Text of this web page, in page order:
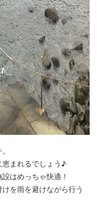
恵まれるでしょう♪
はめっちゃ快適！
を雨を避けながら行う